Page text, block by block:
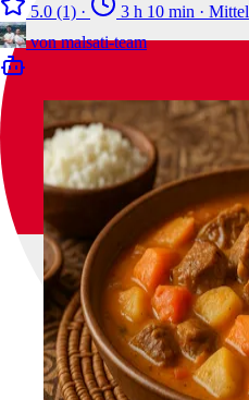
5.0 (1) · 3 h 10 min · Mittel
von malsati-team